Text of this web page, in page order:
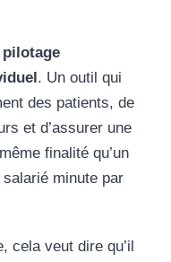
pilotage
. Un outil qui
des patients, de
et d’assurer une
finalité qu’un
minute par
cela veut dire qu’il